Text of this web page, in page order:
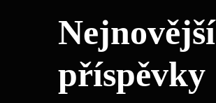
Nejnovější
příspěvky